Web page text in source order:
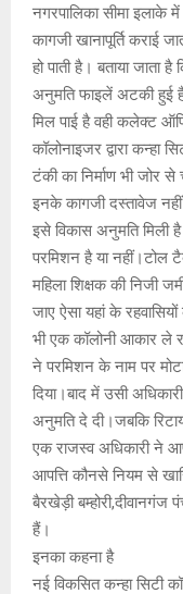
नगरपालिका सीमा इलाके
कागजी खानापूर्ति कराई
हो पाती है। बताया जाता
अनुमति फाइलें अटकी हुई
मिल पाई है वही कलेक्ट
कॉलोनाइजर द्वारा कन्हा
टंकी का निर्माण भी जोर
इनके कागजी दस्तावेज
इसे विकास अनुमति मिली
परमिशन है या नहीं।टोल
महिला शिक्षक की निजी
जाए ऐसा यहां के
भी एक कॉलोनी आकार ले
ने परमिशन के नाम पर
दिया।बाद में उसी
अनुमति दे दी।जबकि
एक राजस्व अधिकारी ने
आपत्ति कौनसे नियम से
बैरखेड़ी बम्होरी,दीवानगंज
हैं।
इनका कहना है
नई विकसित कन्हा सिटी